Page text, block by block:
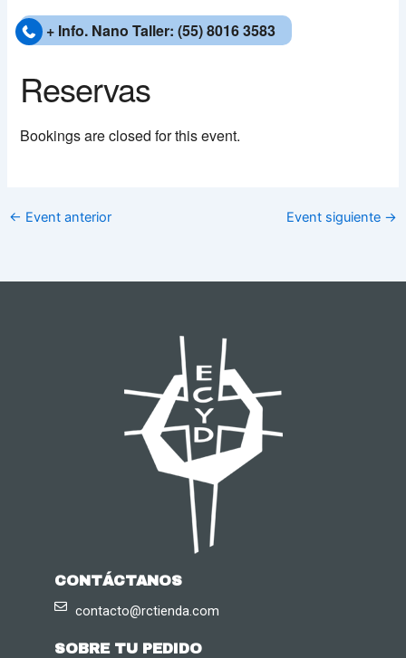
+ Info. Nano Taller: (55) 8016 3583
Bookings are closed for this event.
← Event anterior Event siguiente →
CONTÁCTANOS
contacto@rctienda.com
SOBRE TU PEDIDO